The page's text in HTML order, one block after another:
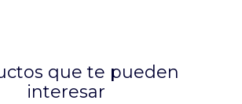
que te pueden
interesar